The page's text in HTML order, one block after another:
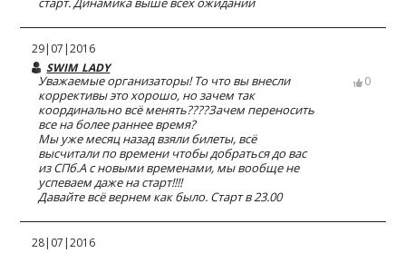
29|07|2016
SWIM_LADY
Уважаемые организаторы! То что вы внесли
коррективы это хорошо, но зачем так
координально всё менять????Зачем переносить
все на более раннее время?
Мы уже месяц назад взяли билеты, всё
высчитали по времени чтобы добраться до вас
из СПб.А с новыми временами, мы вообще не
успеваем даже на старт!!!!
Давайте всё вернем как было. Старт в 23.00
0
28|07|2016